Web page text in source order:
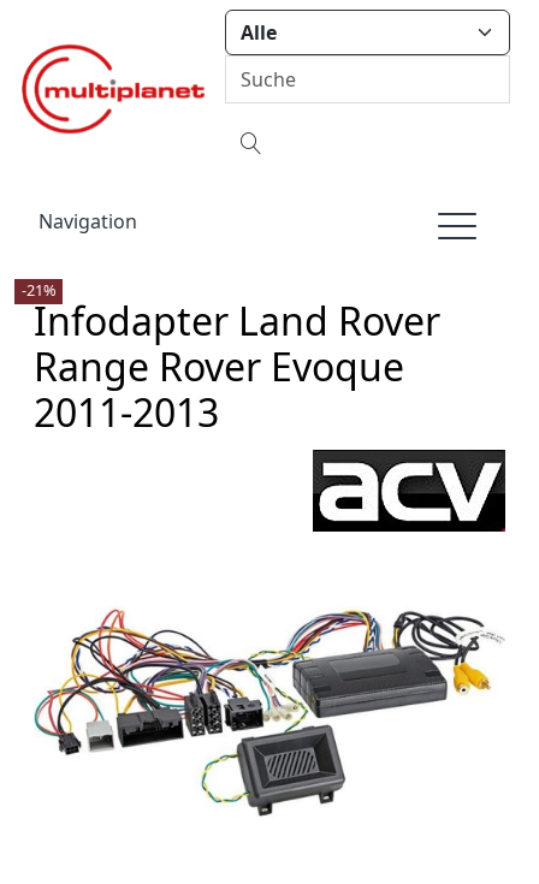
Navigation
Infodapter Land Rover
Range Rover Evoque
2011-2013
-21%